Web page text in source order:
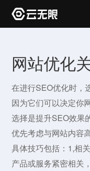
网站优化
在进行SEO优化时，
因为它们可以决定你
选择是提升SEO效果
优先考虑与网站内容
具体技巧包括：1,相
产品或服务紧密相关